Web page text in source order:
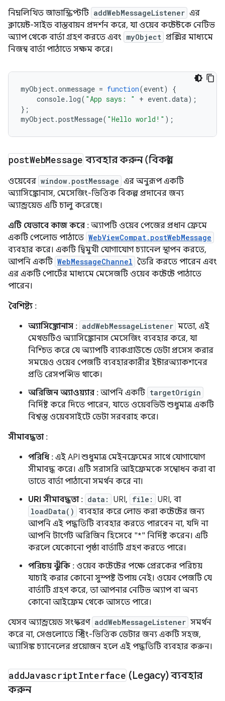
নিম্নলিখিত জাভাস্ক্রিপ্টটি addWebMessageListener এর
ক্লায়েন্ট-সাইড বাস্তবায়ন প্রদর্শন করে, যা ওয়েব কন্টেন্টকে নেটিভ
অ্যাপ থেকে বার্তা গ্রহণ করতে এবং myObject প্রক্সির মাধ্যমে
নিজস্ব বার্তা পাঠাতে সক্ষম করে।
myObject.onmessage = function(event)
{
console. log( "App says: " + event.data);
};
myObject.postMessage( "Hello world!" );
postWebMessage ব্যবহার করুন (বিকল্প)
ওয়েবের window.postMessage এর অনুরূপ একটি
অ্যাসিঙ্ক্রোনাস, মেসেজিং-ভিত্তিক বিকল্প প্রদানের জন্য
অ্যান্ড্রয়েড এটি চালু করেছে।
এটি যেভাবে কাজ করে : অ্যাপটি ওয়েব পেজের প্রধান ফ্রেমে
একটি পেলোড পাঠাতে WebViewCompat.postWebMessage
ব্যবহার করে। একটি দ্বিমুখী যোগাযোগ চ্যানেল স্থাপন করতে,
আপনি একটি WebMessageChannel তৈরি করতে পারেন এবং
এর একটি পোর্টের মাধ্যমে মেসেজটি ওয়েব কন্টেন্টে পাঠাতে
পারেন।
বৈশিষ্ট্য :
অ্যাসিঙ্ক্রোনাস : addWebMessageListener মতো, এই
মেথডটিও অ্যাসিঙ্ক্রোনাস মেসেজিং ব্যবহার করে, যা
নিশ্চিত করে যে অ্যাপটি ব্যাকগ্রাউন্ডে ডেটা প্রসেস করার
সময়েও ওয়েব পেজটি ব্যবহারকারীর ইন্টারঅ্যাকশনের
প্রতি রেসপন্সিভ থাকে।
অরিজিন অ্যাওয়্যার : আপনি একটি targetOrigin
নির্দিষ্ট করে দিতে পারেন, যাতে ওয়েবভিউ শুধুমাত্র একটি
বিশ্বস্ত ওয়েবসাইটে ডেটা সরবরাহ করে।
সীমাবদ্ধতা:
পরিধি: এই API শুধুমাত্র মেইনফ্রেমের সাথে যোগাযোগ
সীমাবদ্ধ করে। এটি সরাসরি আইফ্রেমকে সম্বোধন করা বা
তাতে বার্তা পাঠানো সমর্থন করে না।
URI সীমাবদ্ধতা: data: URI, file: URI, বা
loadData() ব্যবহার করে লোড করা কন্টেন্টের জন্য
আপনি এই পদ্ধতিটি ব্যবহার করতে পারবেন না, যদি না
আপনি টার্গেট অরিজিন হিসেবে "*" নির্দিষ্ট করেন। এটি
করলে যেকোনো পৃষ্ঠা বার্তাটি গ্রহণ করতে পারে।
পরিচয় ঝুঁকি : ওয়েব কন্টেন্টের পক্ষে প্রেরকের পরিচয়
যাচাই করার কোনো সুস্পষ্ট উপায় নেই। ওয়েব পেজটি যে
বার্তাটি গ্রহণ করে, তা আপনার নেটিভ অ্যাপ বা অন্য
কোনো আইফ্রেম থেকে আসতে পারে।
যেসব অ্যান্ড্রয়েড সংস্করণ addWebMessageListener সমর্থন
করে না, সেগুলোতে স্ট্রিং-ভিত্তিক ডেটার জন্য একটি সহজ,
অ্যাসিঙ্ক চ্যানেলের প্রয়োজন হলে এই পদ্ধতিটি ব্যবহার করুন।
addJavascriptInterface (Legacy) ব্যবহার
করুন